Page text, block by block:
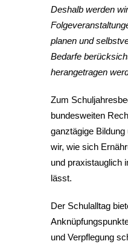
Deshalb werden
planen und
Bedarfe
herangetragen
Zum
bundesweiten
ganztägige
wir, wie sich
und praxistauglich
lässt.
Der Schulalltag
und Verpflegung